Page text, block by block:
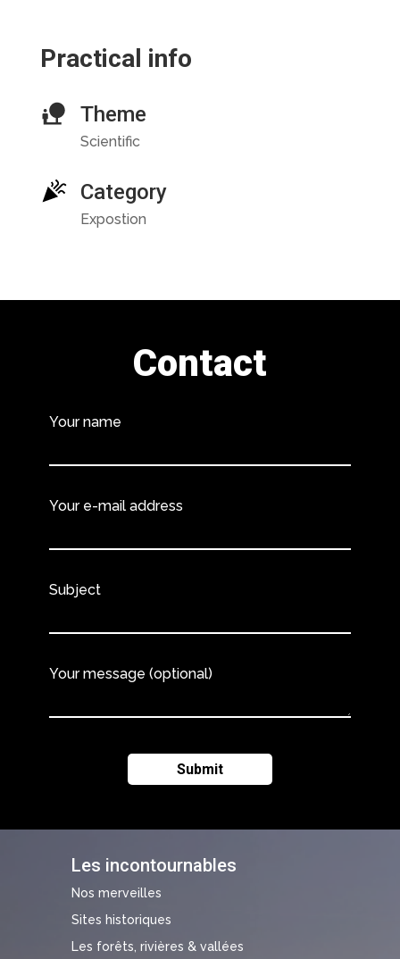
Practical info
Theme
Scientific
Category
Expostion
Les incontournables
Nos merveilles
Sites historiques
Les forêts, rivières & vallées
Contact
Your name
Your e-mail address
Subject
Your message (optional)